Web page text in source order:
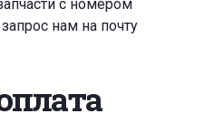
с номером
нам на почту